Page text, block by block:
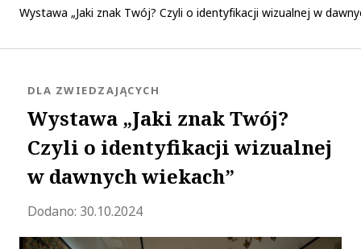
Wystawa „Jaki znak Twój? Czyli o identyfikacji wizualnej w
Wystawa „Jaki znak Twój?
Czyli o identyfikacji wizualnej
w dawnych wiekach”
KATEGORIA:
DLA ZWIEDZAJĄCYCH
Dodano: 30.10.2024Zaktualizowano 2024-10-31 12:14:49